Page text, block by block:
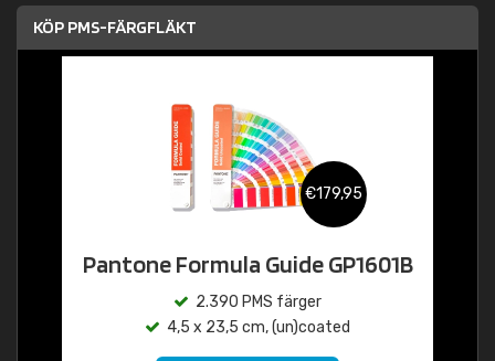
KÖP PMS-FÄRGFLÄKT
€179,95
Pantone Formula Guide GP1601B
2.390 PMS färger
4,5 x 23,5 cm, (un)coated